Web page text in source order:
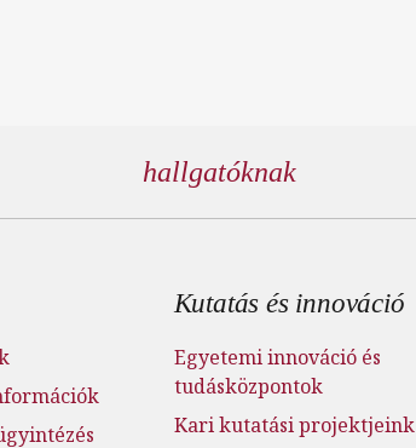
hallgatóknak
Kutatás és innováció
Egyetemi innováció és
tudásközpontok
Kari kutatási projektjeink